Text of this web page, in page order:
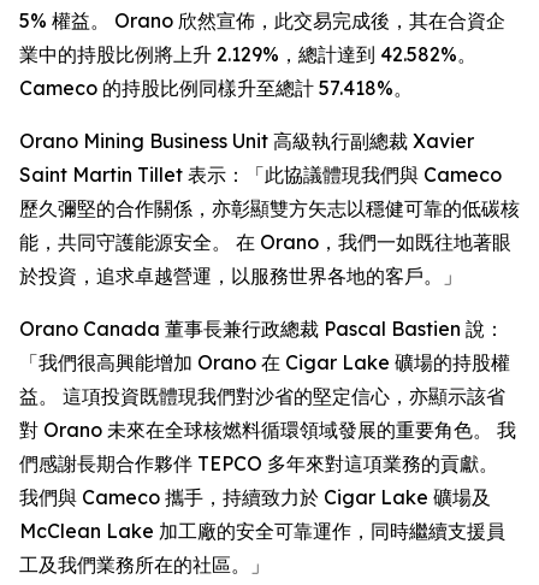
5% 權益。 Orano 欣然宣佈，此交易完成後，其在合資企
業中的持股比例將上升 2.129%，總計達到 42.582%。
Cameco 的持股比例同樣升至總計 57.418%。
Orano Mining Business Unit 高級執行副總裁 Xavier
Saint Martin Tillet 表示：「此協議體現我們與 Cameco
歷久彌堅的合作關係，亦彰顯雙方矢志以穩健可靠的低碳核
能，共同守護能源安全。 在 Orano，我們一如既往地著眼
於投資，追求卓越營運，以服務世界各地的客戶。」
Orano Canada 董事長兼行政總裁 Pascal Bastien 說：
「我們很高興能增加 Orano 在 Cigar Lake 礦場的持股權
益。 這項投資既體現我們對沙省的堅定信心，亦顯示該省
對 Orano 未來在全球核燃料循環領域發展的重要角色。 我
們感謝長期合作夥伴 TEPCO 多年來對這項業務的貢獻。
我們與 Cameco 攜手，持續致力於 Cigar Lake 礦場及
McClean Lake 加工廠的安全可靠運作，同時繼續支援員
工及我們業務所在的社區。」